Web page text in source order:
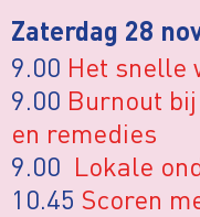
Zaterdag 28
9.00 Het snelle
9.00 Burnout
en remedies
9.00 Lokale
10.45 Scoren